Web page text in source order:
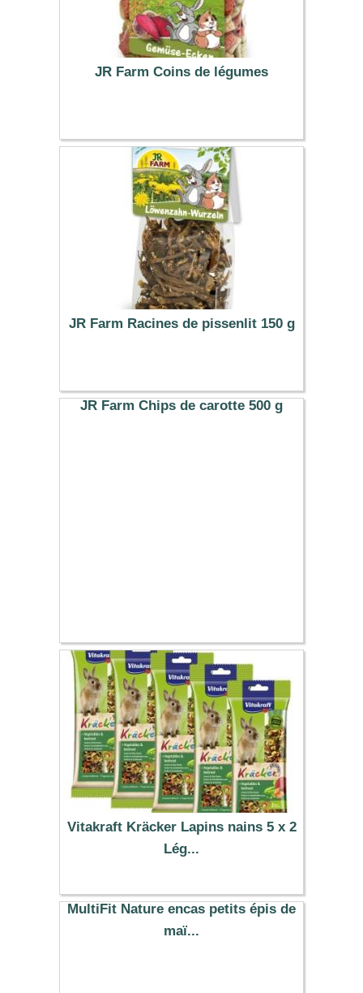
JR Farm Coins de légumes
3.79 €
JR Farm Racines de pissenlit 150 g
8.29 €
JR Farm Chips de carotte 500 g
Vitakraft Kräcker Lapins nains 5 x 2
Lég...
9.29 €
MultiFit Nature encas petits épis de
maï...